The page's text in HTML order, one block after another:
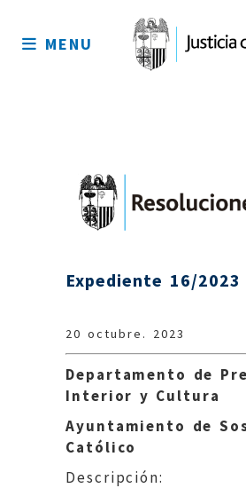
sitio
MENU
Expediente 16/2023
20 octubre. 2023
Departamento de
Interior y Cultura
Ayuntamiento de
Católico
Descripción: